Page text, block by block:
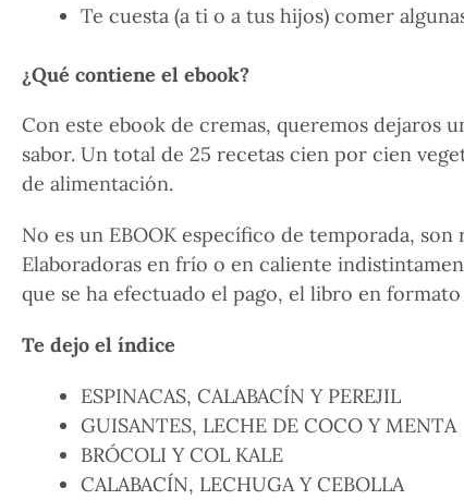
Te cuesta (a ti o a tus hijos) comer
¿Qué contiene el ebook?
Con este ebook de cremas, queremos dejaros
sabor. Un total de 25 recetas cien por cien
de alimentación.
No es un EBOOK específico de temporada,
Elaboradoras en frío o en caliente
que se ha efectuado el pago, el libro en
Te dejo el índice
ESPINACAS, CALABACÍN Y PEREJIL
GUISANTES, LECHE DE COCO Y MENTA
BRÓCOLI Y COL KALE
CALABACÍN, LECHUGA Y CEBOLLA